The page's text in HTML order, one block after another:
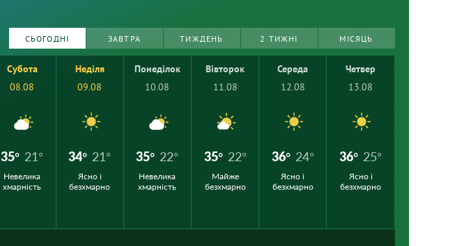
СЬОГОДНІ ЗАВТРА ТИЖДЕНЬ 2 ТИЖНІ МІСЯЦЬ
Субота
08.08
35° 21°
Невелика
хмарність
Неділя
09.08
34° 21°
Ясно і
безхмарно
Понеділок
10.08
35° 22°
Невелика
хмарність
Вівторок
11.08
35° 22°
Майже
безхмарно
Середа
12.08
36° 24°
Ясно і
безхмарно
Четвер
13.08
36° 25°
Ясно і
безхмарно